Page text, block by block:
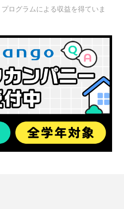
ログラムによる収益を得ていま